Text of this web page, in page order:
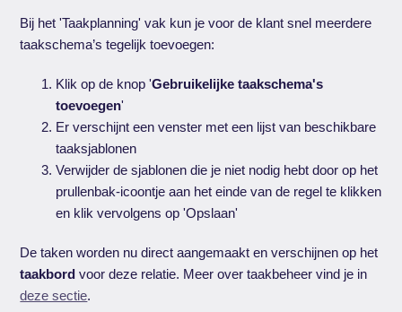
Bij het 'Taakplanning' vak kun je voor de klant snel meerdere
taakschema’s tegelijk toevoegen:
Klik op de knop 'Gebruikelijke taakschema's
toevoegen'
Er verschijnt een venster met een lijst van beschikbare
taaksjablonen
Verwijder de sjablonen die je niet nodig hebt door op het
prullenbak-icoontje aan het einde van de regel te klikken
en klik vervolgens op 'Opslaan'
De taken worden nu direct aangemaakt en verschijnen op het
taakbord voor deze relatie. Meer over taakbeheer vind je in
deze sectie.